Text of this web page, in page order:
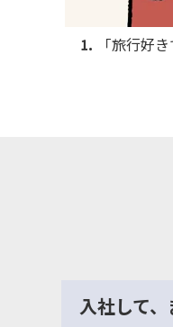
⒈ 「旅行好
入社して